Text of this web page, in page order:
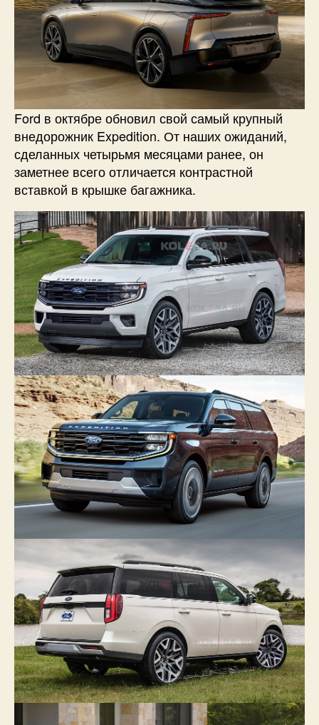
Ford в октябре обновил свой самый крупный
внедорожник Expedition. От наших ожиданий,
сделанных четырьмя месяцами ранее, он
заметнее всего отличается контрастной
вставкой в крышке багажника.